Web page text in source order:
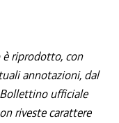
riprodotto, con
annotazioni, dal
ufficiale
riveste carattere